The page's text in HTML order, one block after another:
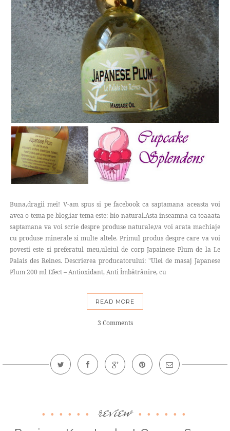
Buna,dragii mei! V-am spus si pe facebook ca saptamana aceasta voi
avea o tema pe blog,iar tema este: bio-natural.Asta inseamna ca toaaata
saptamana va voi scrie despre produse naturale,va voi arata machiaje
cu produse minerale si multe altele. Primul produs despre care va voi
povesti este si preferatul meu,uleiul de corp Japainese Plum de la Le
Palais des Reines. Descrierea producatorului: "Ulei de masaj Japanese
Plum 200 ml Efect – Antioxidant, Anti Îmbătrânire, cu
READ MORE
3 Comments
review